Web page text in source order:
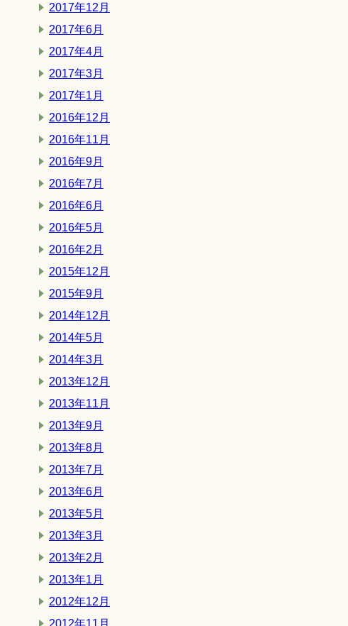
2017年12月
2017年6月
2017年4月
2017年3月
2017年1月
2016年12月
2016年11月
2016年9月
2016年7月
2016年6月
2016年5月
2016年2月
2015年12月
2015年9月
2014年12月
2014年5月
2014年3月
2013年12月
2013年11月
2013年9月
2013年8月
2013年7月
2013年6月
2013年5月
2013年3月
2013年2月
2013年1月
2012年12月
2012年11月